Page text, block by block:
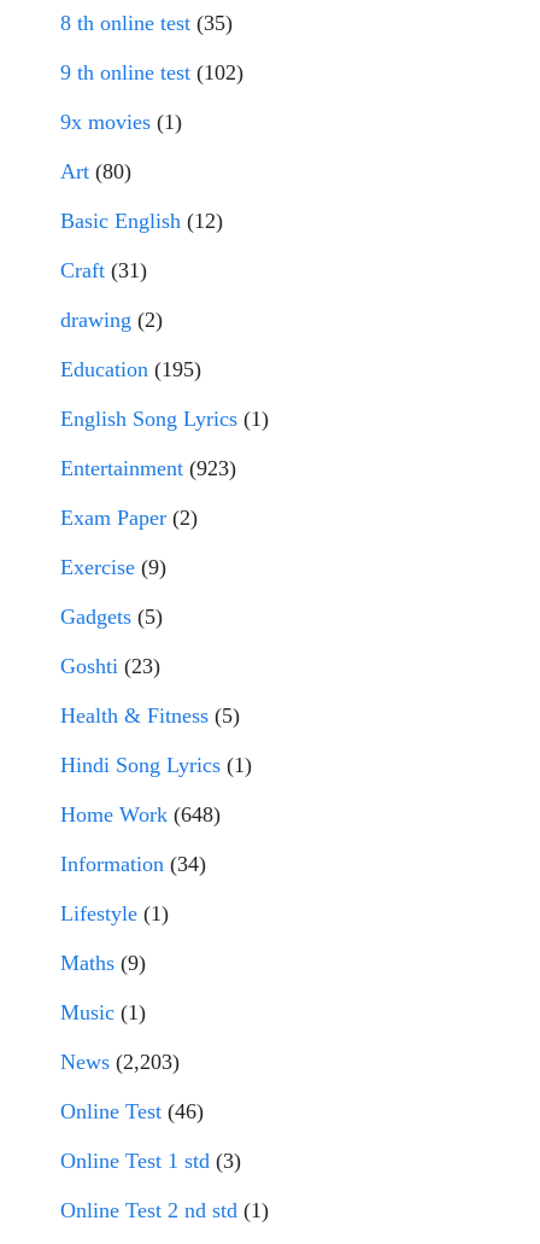
8 th online test (35)
9 th online test (102)
9x movies (1)
Art (80)
Basic English (12)
Craft (31)
drawing (2)
Education (195)
English Song Lyrics (1)
Entertainment (923)
Exam Paper (2)
Exercise (9)
Gadgets (5)
Goshti (23)
Health & Fitness (5)
Hindi Song Lyrics (1)
Home Work (648)
Information (34)
Lifestyle (1)
Maths (9)
Music (1)
News (2,203)
Online Test (46)
Online Test 1 std (3)
Online Test 2 nd std (1)